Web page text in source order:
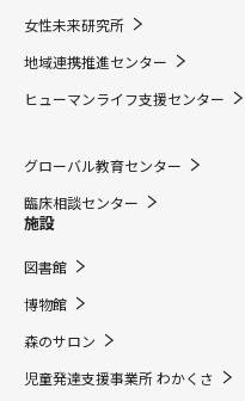
女性未来研究所
地域連携推進センター
ヒューマンライフ支援センター
グローバル教育センター
臨床相談センター
施設
図書館
博物館
森のサロン
児童発達支援事業所 わかくさ